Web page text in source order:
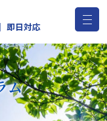
即日対応
ム